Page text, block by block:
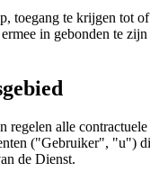
toegang te krijgen tot
in gebonden te zijn
regelen alle contractuele
("Gebruiker", "u")
de Dienst.